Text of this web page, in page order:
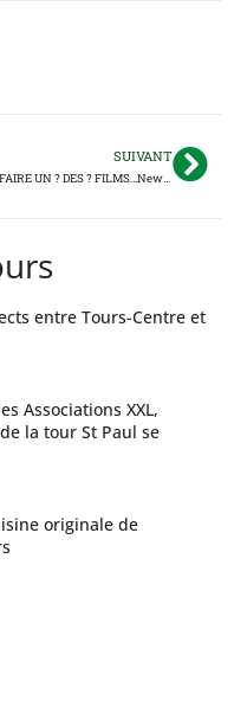
SUIVANT
SE FAIRE UN ? DES ? FILMS…Newtopia 12.4 (2025)
entre Tours-Centre et
Associations XXL,
la tour St Paul se
originale de